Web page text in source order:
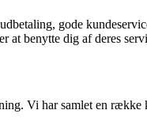
gode
at benytte dig af deres
Vi har samlet en række